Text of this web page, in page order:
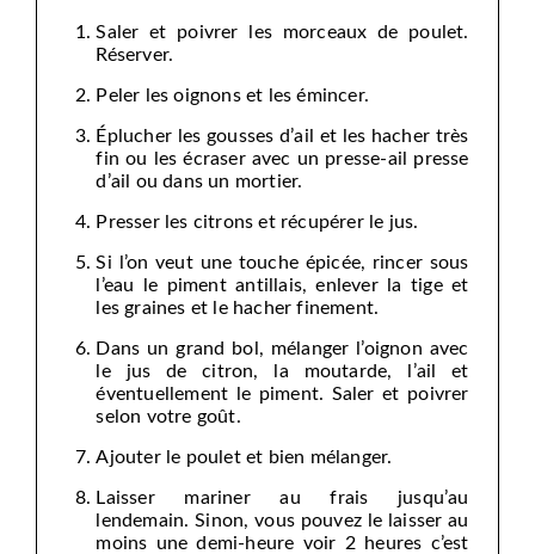
Saler et poivrer les morceaux de poulet.
Réserver.
Peler les oignons et les émincer.
Éplucher les gousses d’ail et les hacher très
fin ou les écraser avec un presse-ail presse
d’ail ou dans un mortier.
Presser les citrons et récupérer le jus.
Si l’on veut une touche épicée, rincer sous
l’eau le piment antillais, enlever la tige et
les graines et le hacher finement.
Dans un grand bol, mélanger l’oignon avec
le jus de citron, la moutarde, l’ail et
éventuellement le piment. Saler et poivrer
selon votre goût.
Ajouter le poulet et bien mélanger.
Laisser mariner au frais jusqu’au
lendemain. Sinon, vous pouvez le laisser au
moins une demi-heure voir 2 heures c’est